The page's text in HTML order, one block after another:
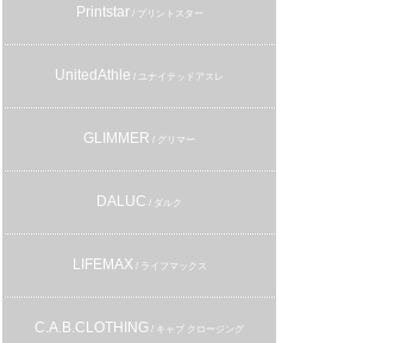
Printstar / プリントスター
UnitedAthle / ユナイテッドアスレ
GLIMMER / グリマー
DALUC / ダルク
LIFEMAX / ライフマックス
C.A.B.CLOTHING / キャブ クロージング